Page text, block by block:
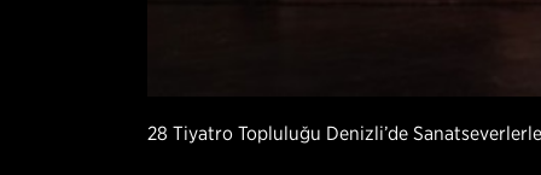
28 Tiyatro Topluluğu Denizli’de